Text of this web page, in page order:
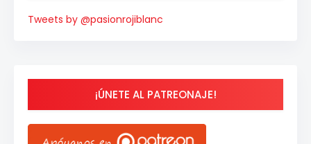
Tweets by @pasionrojiblanc
¡ÚNETE AL PATREONAJE!